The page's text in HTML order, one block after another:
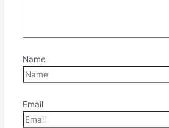
Name
Email